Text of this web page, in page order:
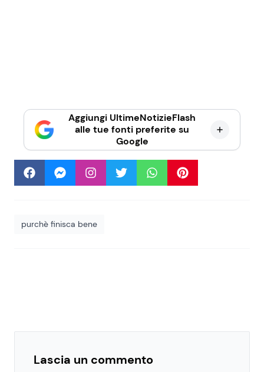
Aggiungi UltimeNotizieFlash
alle tue fonti preferite su
Google
purchè finisca bene
Lascia un commento